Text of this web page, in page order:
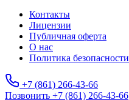
Контакты
Лицензии
Публичная оферта
О нас
Политика безопасности
+7 (861) 266-43-66
Позвонить +7 (861) 266-43-66